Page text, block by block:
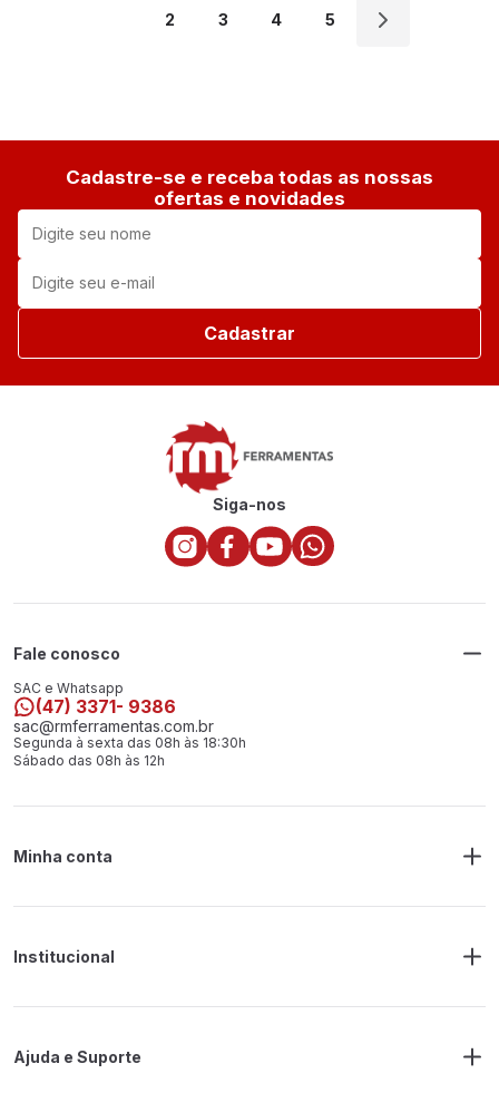
2 3 4 5
Cadastre-se e receba todas as nossas
ofertas e novidades
Cadastrar
Siga-nos
Fale conosco
SAC e Whatsapp
(47) 3371- 9386
sac@rmferramentas.com.br
Segunda à sexta das 08h às 18:30h
Sábado das 08h às 12h
Minha conta
Endereço de Entrega
Institucional
Politica de Privacidade
Ajuda e Suporte